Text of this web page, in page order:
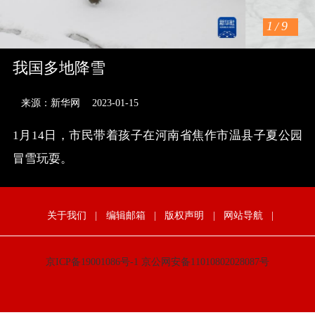
1 /9
我国多地降雪
来源：新华网 2023-01-15
1月14日，市民带着孩子在河南省焦作市温县子夏公园
冒雪玩耍。
关于我们 | 编辑邮箱 | 版权声明 | 网站导航 |
京ICP备19001086号-1 京公网安备11010802028087号